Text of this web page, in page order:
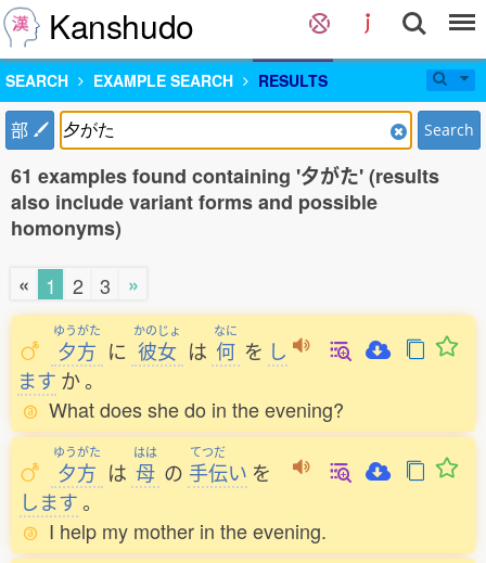
Kanshudo
SEARCH EXAMPLE SEARCH RESULTS
部 Search
61 examples found containing '夕がた' (results
also include variant forms and possible
homonyms)
« 1 2 3 »
ゆうがた
夕方 に
かのじょ
彼女 は
なに
何 を し
ます か。
What does she do in the evening?
ゆうがた
夕方 は
はは
母 の
てつだ
手伝い を
します。
I help my mother in the evening.